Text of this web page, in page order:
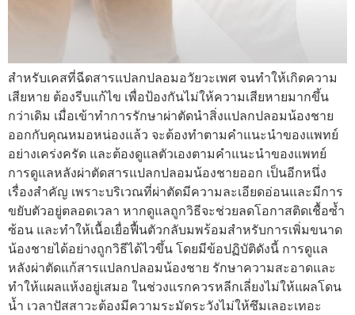
สำหรับเคสที่ฉีดสารแปลกปลอมอวัยวะเพศ จนทำให้เกิดความ
เสียหาย ต้องรีบแก้ไข เพื่อป้องกันไม่ให้ความเสียหายมากขึ้น
กว่าเดิม เมื่อเข้าทำการรักษาผ่าตัดนำสิ่งแปลกปลอมน้องชาย
ออกกับคุณหมอหน่องแล้ว จะต้องทำตามคำแนะนำของแพทย์
อย่างเคร่งครัด และต้องดูแลตัวเองตามคำแนะนำของแพทย์
การดูแลหลังผ่าตัดสารแปลกปลอมน้องชายออก เป็นอีกหนึ่ง
เรื่องสำคัญ เพราะบริเวณที่ผ่าตัดมีความละเอียดอ่อนและมีการ
ขยับตัวอยู่ตลอดเวลา หากดูแลถูกวิธีจะช่วยลดโอกาสติดเชื้อซ้ำ
ซ้อน และทำให้เนื้อเยื่อฟื้นตัวกลับมพร้อมสำหรับการเพิ่มขนาด
น้องชายได้อย่างถูกวิธีได้ไวขึ้น โดยมีข้อปฏิบัติดังนี้ การดูแล
หลังผ่าตัดแก้สารแปลกปลอมน้องชาย รักษาความสะอาดและ
ทำให้แผลแห้งอยู่เสมอ ในช่วงแรกควรหลีกเลี่ยงไม่ให้แผลโดน
น้ำ เวลาปัสสาวะต้องมีความระมัดระวังไม่ให้ซึมเลอะเทอะ